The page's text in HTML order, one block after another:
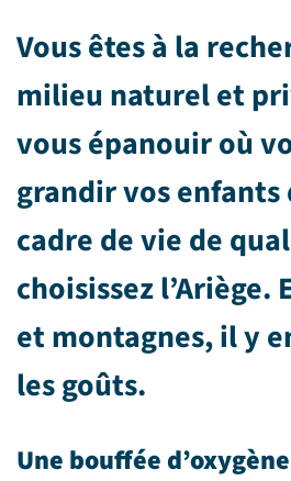
Vous êtes à la
milieu naturel et
vous épanouir où
grandir vos enfants
cadre de vie de
choisissez l’Ariège.
et montagnes, il y
les goûts.
Une bouffée d’oxygène